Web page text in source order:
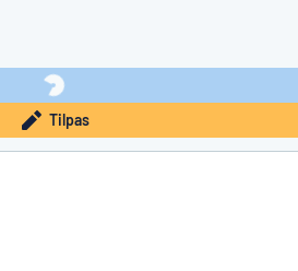
Tilpas